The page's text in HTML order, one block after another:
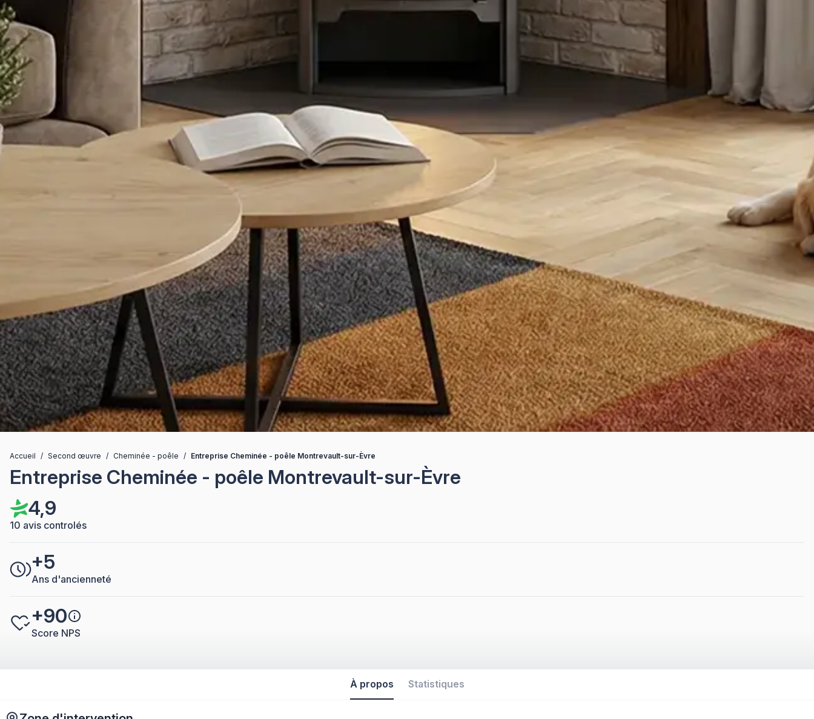
Accueil / Second œuvre / Cheminée - poêle / Entreprise Cheminée - poêle Montrevault-sur-Èvre
Entreprise Cheminée - poêle Montrevault-sur-Èvre
4,9
10 avis controlés
+5
Ans d'ancienneté
+90
Score NPS
À propos Statistiques